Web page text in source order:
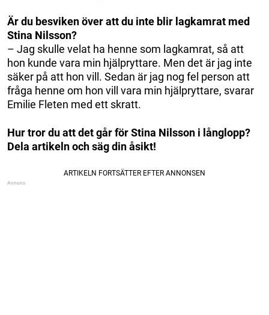
Är du besviken över att du inte blir lagkamrat med
Stina Nilsson?
– Jag skulle velat ha henne som lagkamrat, så att
hon kunde vara min hjälpryttare. Men det är jag inte
säker på att hon vill. Sedan är jag nog fel person att
fråga henne om hon vill vara min hjälpryttare, svarar
Emilie Fleten med ett skratt.
Hur tror du att det går för Stina Nilsson i långlopp?
Dela artikeln och säg din åsikt!